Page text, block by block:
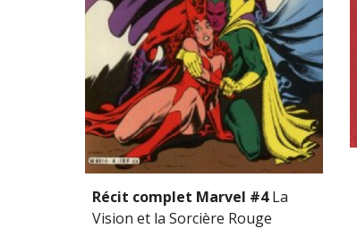
Récit complet Marvel #4 La
Vision et la Sorcière Rouge